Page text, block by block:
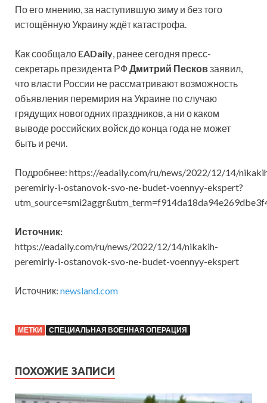
По его мнению, за наступившую зиму и без того
истощённую Украину ждёт катастрофа.
Как сообщало EADaily, ранее сегодня пресс-
секретарь президента РФДмитрий Песковзаявил,
что власти России не рассматривают возможность
объявления перемирия на Украине по случаю
грядущих новогодних праздников, а ни о каком
выводе российских войск до конца года не может
быть и речи.
Подробнее: https://eadaily.com/ru/news/2022/12/14/
peremiriy-i-ostanovok-svo-ne-budet-voennyy-ekspert?
Источник:
https://eadaily.com/ru/news/2022/12/14/nikakih-
peremiriy-i-ostanovok-svo-ne-budet-voennyy-ekspert
Источник: newsland.com
МЕТКИ СПЕЦИАЛЬНАЯ ВОЕННАЯ ОПЕРАЦИЯ
ПОХОЖИЕ ЗАПИСИ